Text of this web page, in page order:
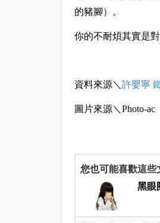
的豬腳）。
你的不耐煩其實是
資料來源＼ 許嬰寧
圖片來源＼Photo-ac
您也可能喜歡這些
黑眼